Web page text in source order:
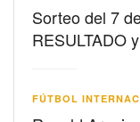
Sorteo del 7
RESULTADO
FÚTBOL